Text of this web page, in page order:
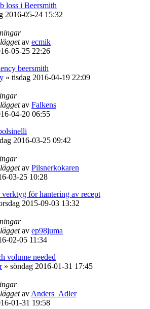
loss i Beersmith
2016-05-24 15:32
av ecmik
05-25 22:26
beersmith
» tisdag 2016-04-19 22:09
av Falkens
04-20 06:55
2016-03-25 09:42
av Pilsnerkokaren
03-25 10:28
för hantering av recept
2015-09-03 13:32
av ep98juma
02-05 11:34
volume needed
» söndag 2016-01-31 17:45
av Anders_Adler
01-31 19:58